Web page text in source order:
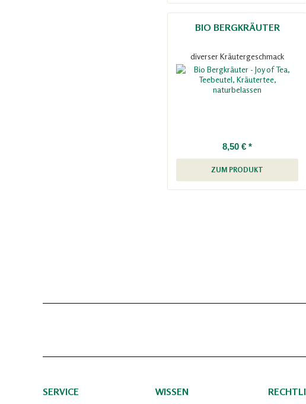
BIO BERGKRÄUTER
diverser Kräutergeschmack
8,50 € *
ZUM PRODUKT
SERVICE WISSEN